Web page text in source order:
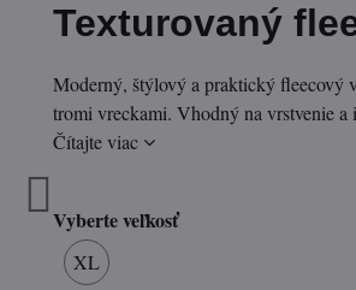
Texturovaný
Moderný, štýlový a praktický fleecový
tromi vreckami. Vhodný na vrstvenie
Čítajte viac
Vyberte veľkosť
XL